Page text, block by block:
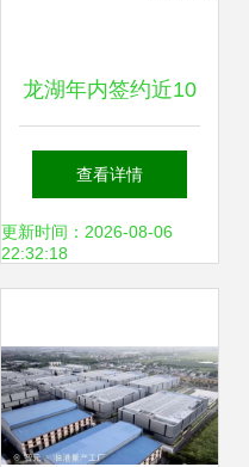
龙湖年内签约近10
个商业项目，房企
轻资产商管赛道风
查看详情
更新时间：2026-08-06
22:32:18